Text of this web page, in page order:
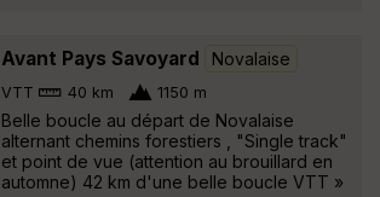
Avant Pays Savoyard Novalaise
VTT 40 km 1150 m
Belle boucle au départ de Novalaise
alternant chemins forestiers , "Single track"
et point de vue (attention au brouillard en
automne) 42 km d'une belle boucle VTT »